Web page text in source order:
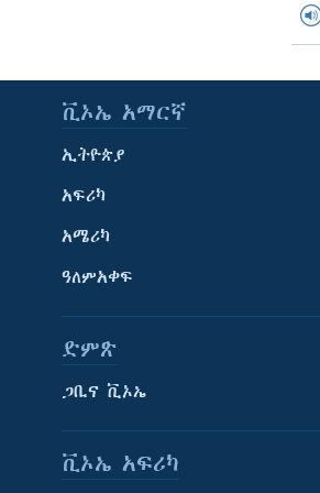
ቪኦኤ አማርኛ
ኢትዮጵያ
አፍሪካ
አሜሪካ
ዓለምአቀፍ
ድምጽ
ጋቢና ቪኦኤ
ቪኦኤ አፍሪካ